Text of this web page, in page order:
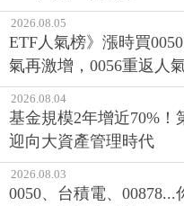
2026.08.05
ETF人氣榜》漲時買
氣再激增，0056重返人
2026.08.04
基金規模2年增近70%
迎向大資產管理時代
2026.08.03
0050、台積電、